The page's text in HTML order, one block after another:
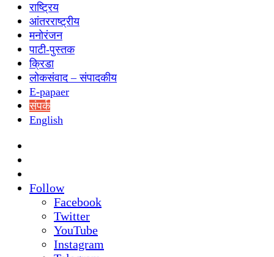
राष्ट्रिय
आंतरराष्ट्रीय
मनोरंजन
पाटी-पुस्तक
क्रिडा
लोकसंवाद – संपादकीय
E-papaer
संपर्क
English
Follow
Facebook
Twitter
YouTube
Instagram